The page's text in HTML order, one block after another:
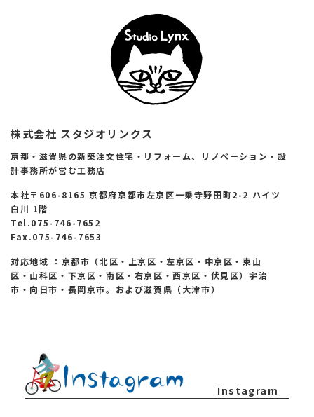
株式会社 スタジオリンクス
京都・滋賀県の新築注文住宅・リフォーム、リノベーション・設
計事務所が営む工務店
本社〒606-8165 京都府京都市左京区一乗寺野田町2-2 ハイツ
白川 1階
Tel.075-746-7652
Fax.075-746-7653
対応地域 ：京都市（北区・上京区・左京区・中京区・東山
区・山科区・下京区・南区・右京区・西京区・伏見区）宇治
市・向日市・長岡京市。および滋賀県（大津市）
Instagram